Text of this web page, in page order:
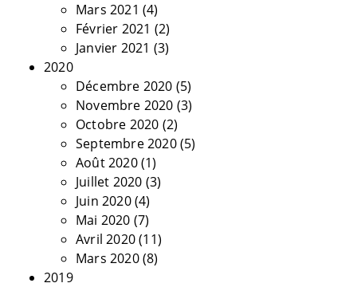
Mars 2021 (4)
Février 2021 (2)
Janvier 2021 (3)
2020
Décembre 2020 (5)
Novembre 2020 (3)
Octobre 2020 (2)
Septembre 2020(5)
Août 2020(1)
Juillet 2020 (3)
Juin 2020(4)
Mai 2020 (7)
Avril 2020(11)
Mars 2020(8)
2019